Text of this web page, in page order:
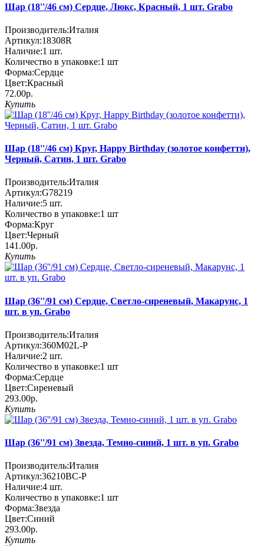
Шар (18''/46 см) Сердце, Люкс, Красный, 1 шт. Grabo
Производитель:Италия
Артикул:18308R
Наличие:1 шт.
Количество в упаковке:1 шт
Форма:Сердце
Цвет:Красный
72.00р.
Купить
Шар (18''/46 см) Круг, Happy Birthday (золотое конфетти),
Черный, Сатин, 1 шт. Grabo
Производитель:Италия
Артикул:G78219
Наличие:5 шт.
Количество в упаковке:1 шт
Форма:Круг
Цвет:Черный
141.00р.
Купить
Шар (36''/91 см) Сердце, Светло-сиреневый, Макарунс, 1
шт. в уп. Grabo
Производитель:Италия
Артикул:360M02L-P
Наличие:2 шт.
Количество в упаковке:1 шт
Форма:Сердце
Цвет:Сиреневый
293.00р.
Купить
Шар (36''/91 см) Звезда, Темно-синий, 1 шт. в уп. Grabo
Производитель:Италия
Артикул:36210BC-P
Наличие:4 шт.
Количество в упаковке:1 шт
Форма:Звезда
Цвет:Синий
293.00р.
Купить